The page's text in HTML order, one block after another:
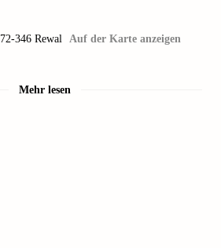
72-346 Rewal Auf der Karte anzeigen
Mehr lesen